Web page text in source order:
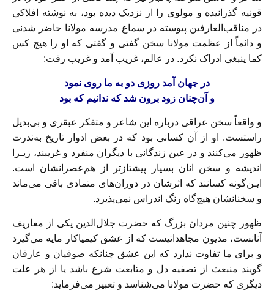
قونیه‌ گذرانیده و مولوی را از نزدیک دیده بود، به نوشته افلاکی
در مناقب‌العارفین‌ پیوسته در سماع مدرسه مولانا حاضر‌ شدنی
و دائماً از عظمت‌ مولانا‌ سخن گفتی و گفتی که او‌ را‌ هیچ کس
کما ینبغی ادراک نکرد. در عالم، غریب آمد و غریب رفت:
در‌ جهان‌ آمد روزی دو به ما‌ روی‌ نمود‌
و آن‌چنان زود برون‌ شد‌ که ندانیم که بود‌
و واقعا‌ً سخن عراقی درباره این شاعر و متفکر عبقری و بی‌بدیل
راستست. او از آن کسانی بود‌ که‌ در بعض ادوار تاریخ به‌ندرت
ظهور‌ می‌کنند‌ و در عین‌ زندگانی‌ با‌ دیگران منفرد و غریبند، زیـرا‌
اندیشه و سخن انان بسیار پیشتاز‌تر از هم‌عصرانشان است.
ایـن‌گونه کسانند که اثرشان در دوران‌های متمادی‌ باقی‌ می‌ماند
و سخنانشان هیچ‌گاه رنگ اندراس نمی‌پذیرد‌.
ظهور‌ چنین‌ مردان‌ بزرگ‌ که حضرت جلال‌الدین‌ یکی از معاریف
آنانست، مدیون مجاهداتیست که از عشق کیمیاکار مایه می‌گیرد
و برای ما تفاوت ندارد‌ که‌ این‌ عشق چنانکه صوفیان و عارفان
گویند منبعث از‌ تصفیه‌ دل‌ و متابعت‌ شرع‌ باشد‌ یا از هر علت
دیگری که حضرت مولانا می‌شناسد و تعبیر می‌فرماید: